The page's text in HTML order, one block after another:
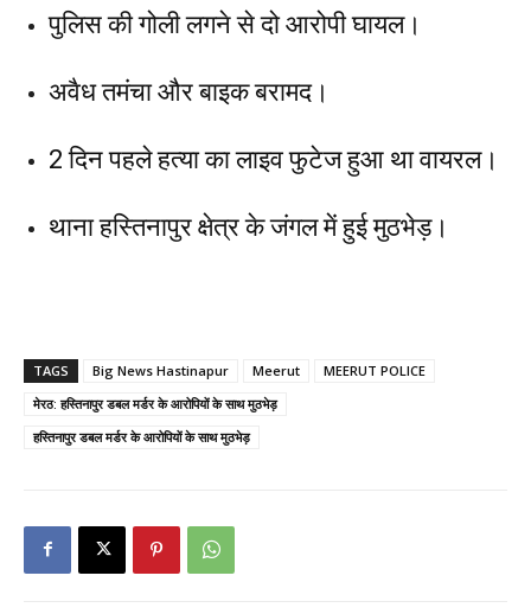
पुलिस की गोली लगने से दो आरोपी घायल।
अवैध तमंचा और बाइक बरामद।
2 दिन पहले हत्या का लाइव फुटेज हुआ था वायरल।
थाना हस्तिनापुर क्षेत्र के जंगल में हुई मुठभेड़।
TAGS Big News Hastinapur Meerut
MEERUT POLICE
मेरठ: हस्तिनापुर डबल मर्डर के आरोपियों के साथ मुठभेड़
हस्तिनापुर डबल मर्डर के आरोपियों के साथ मुठभेड़